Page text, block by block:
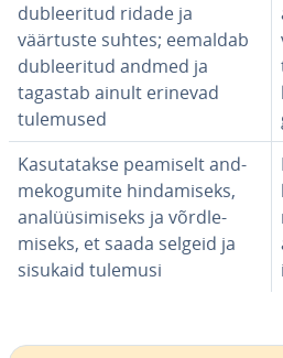
dub­lee­ri­tud ridade ja
väärtuste suhtes; eemaldab
dub­lee­ri­tud andmed ja
tagastab ainult erinevad
tulemused
Ka­su­ta­takse peamiselt and­
me­ko­gu­mite hin­da­miseks,
ana­lüü­si­miseks ja võrd­le­
miseks, et saada selgeid ja
sisukaid tulemusi